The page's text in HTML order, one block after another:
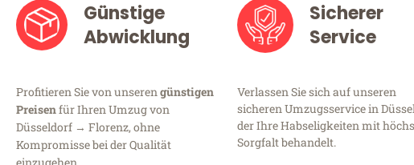
Günstige
Abwicklung
Profitieren Sie von unserengünstigen
Preisenfür Ihren Umzug von
Düsseldorf → Florenz, ohne
Kompromisse bei der Qualität
Sicherer
Service
Verlassen Sie sich auf unseren
sicheren Umzugsservice in
der Ihre Habseligkeiten mit
Sorgfalt behandelt.